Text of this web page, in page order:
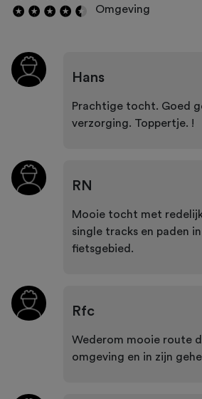
Omgeving
Hans
Prachtige tocht. Goed
verzorging. Toppertje. !
RN
Mooie tocht met
single tracks en paden
fietsgebied.
Rfc
Wederom mooie route
omgeving en in zijn